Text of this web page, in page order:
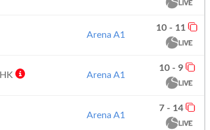
Arena A1
10 - 11
HK Arena A1
10 - 9
Arena A1
7 - 14